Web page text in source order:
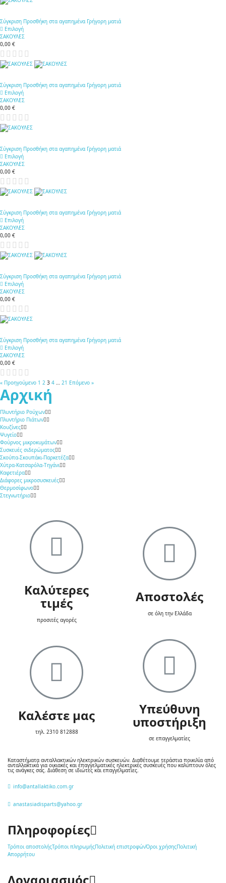
Σύγκριση Προσθήκη στα αγαπημένα Γρήγορη ματιά
Επιλογή
ΣΑΚΟΥΛΕΣ
0,00 €
Σύγκριση Προσθήκη στα αγαπημένα Γρήγορη ματιά
Επιλογή
ΣΑΚΟΥΛΕΣ
0,00 €
Σύγκριση Προσθήκη στα αγαπημένα Γρήγορη ματιά
Επιλογή
ΣΑΚΟΥΛΕΣ
0,00 €
Σύγκριση Προσθήκη στα αγαπημένα Γρήγορη ματιά
Επιλογή
ΣΑΚΟΥΛΕΣ
0,00 €
Σύγκριση Προσθήκη στα αγαπημένα Γρήγορη ματιά
Επιλογή
ΣΑΚΟΥΛΕΣ
0,00 €
Σύγκριση Προσθήκη στα αγαπημένα Γρήγορη ματιά
Επιλογή
ΣΑΚΟΥΛΕΣ
0,00 €
« Προηγούμενο 1 2 3 4 21 Επόμενο »
Αρχική
Πλυντήριο Ρούχων
Πλυντήριο Πιάτων
Κουζίνες
Ψυγείο
Φούρνος μικροκυμάτων
Συσκευές σιδερώματος
Σκούπα-Σκουπάκι-Παρκετέζα
Χύτρα-Κατσαρόλα-Τηγάνι
Καφετιέρα
Διάφορες μικροσυσκευές
Θερμοσίφωνο
Στεγνωτήριο
Καλύτερες
τιμές
προσιτές αγορές
Αποστολές
σε όλη την Ελλάδα
Καλέστε μας
τηλ. 2310 812888
Υπεύθυνη
υποστήριξη
σε επαγγελματίες
Καταστήματα ανταλλακτικών ηλεκτρικών συσκευών. Διαθέτουμε τεράστια ποικιλία από
ανταλλακτικά για οικιακές και επαγγελματικές ηλεκτρικές συσκευές που καλύπτουν όλες
τις ανάγκες σας. Διάθεση σε ιδιώτες και επαγγελματίες.
info@antallaktiko.com.gr
anastasiadisparts@yahoo.gr
Πληροφορίες
Τρόποι αποστολήςΤρόποι πληρωμήςΠολιτική επιστροφώνΌροι χρήσηςΠολιτική
Απορρήτου